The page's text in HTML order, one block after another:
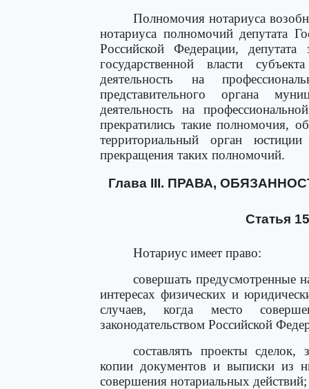
Полномочия нотариуса
нотариуса полномочий депутата
Российской Федерации, депутата
государственной власти
деятельность на
представительного органа
деятельность на
прекратились такие полномочия,
территориальный орган
прекращения таких полномочий.
Глава III. ПРАВА,
Статья
Нотариус имеет право:
совершать предусмотренные
интересах физических и
случаев, когда место
законодательством Российской
составлять проекты сделок,
копии документов и выписки из
совершения нотариальных действий;